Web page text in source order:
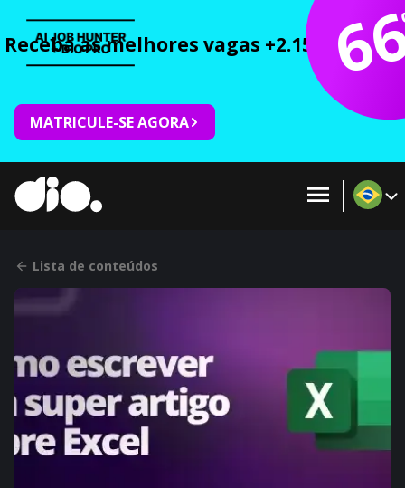
Receba as melhores vagas +2.150 cursos
MATRICULE-SE AGORA
Lista de conteúdos